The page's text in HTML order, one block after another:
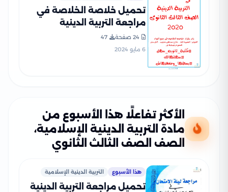
تحميل خلاصة الخلاصة في
مراجعة التربية الدينية
الإسلامية للصف الثالث
الثانوي
24 صفحة
47
6 مايو 2024
الأكثر تفاعلًا هذا الأسبوع من
مادة التربية الدينية الإسلامية،
الصف الصف الثالث الثانوي
هذا الأسبوع التربية الدينية الإسلامية
تحميل مراجعة التربية الدينية